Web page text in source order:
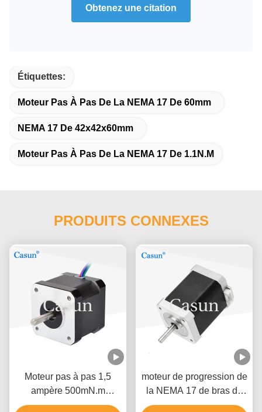
Obtenez une citation
Étiquettes:
Moteur Pas À Pas De La NEMA 17 De 60mm
NEMA 17 De 42x42x60mm
Moteur Pas À Pas De La NEMA 17 De 1.1N.M
PRODUITS CONNEXES
Moteur pas à pas 1,5
ampère 500mN.m
42×42×40 mm NEMA 17
moteur de progression de
la NEMA 17 de bras du
robot 1.2A 1,8 degrés